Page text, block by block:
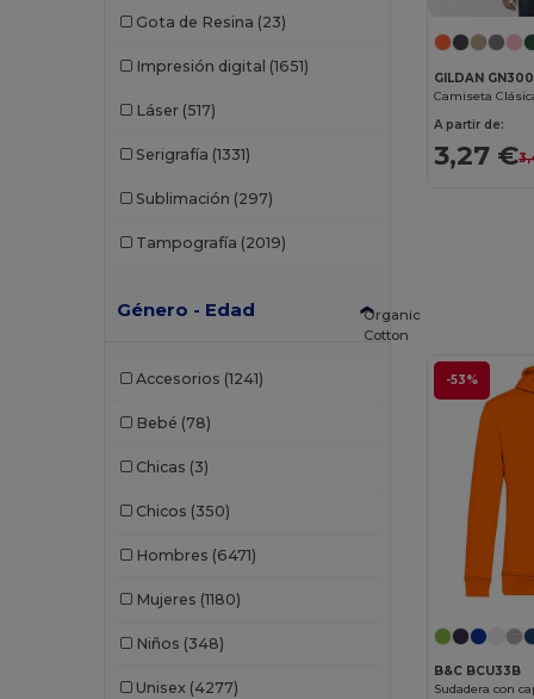
Gota de Resina (23)
Impresión digital (1651)
Láser (517)
Serigrafía (1331)
Sublimación (297)
Tampografía (2019)
Género - Edad
Accesorios (1241)
Bebé (78)
Chicas (3)
Chicos (350)
Hombres (6471)
Mujeres (1180)
Niños (348)
Unisex (4277)
GILDAN
Camiseta
A partir de:
3,27 €
-53%
Organic
Cotton
B&C BCU33B
Sudadera con